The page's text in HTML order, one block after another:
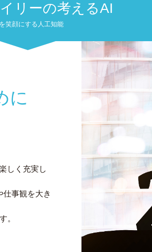
リーの考えるAI
笑顔にする人工知能
に
しく充実し
事観を大き
。